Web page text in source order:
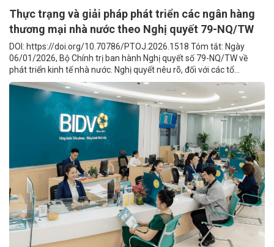
Thực trạng và giải pháp phát triển các ngân hàng
thương mại nhà nước theo Nghị quyết 79-NQ/TW
DOI: https://doi.org/10.70786/PTOJ.2026.1518 Tóm tắt: Ngày
06/01/2026, Bộ Chính trị ban hành Nghị quyết số 79-NQ/TW về
phát triển kinh tế nhà nước. Nghị quyết nêu rõ, đối với các tổ...